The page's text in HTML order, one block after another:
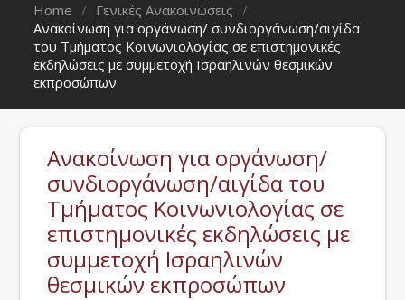
Home
Γενικές Ανακοινώσεις
Ανακοίνωση για οργάνωση/ συνδιοργάνωση/αιγίδα
του Τμήματος Κοινωνιολογίας σε επιστημονικές
εκδηλώσεις με συμμετοχή Ισραηλινών θεσμικών
εκπροσώπων
Ανακοίνωση για οργάνωση/
συνδιοργάνωση/αιγίδα του
Τμήματος Κοινωνιολογίας σε
επιστημονικές εκδηλώσεις με
συμμετοχή Ισραηλινών
θεσμικών εκπροσώπων